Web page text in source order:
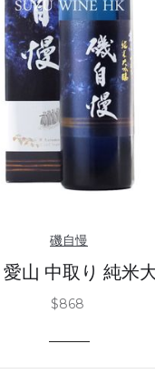
磯自慢
山 中取り 純米
$868